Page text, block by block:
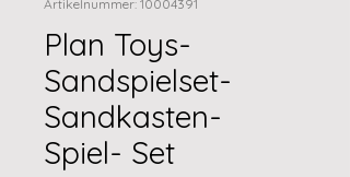
Artikelnummer: 10004391
Plan Toys-
Sandspielset-
Sandkasten-
Spiel- Set